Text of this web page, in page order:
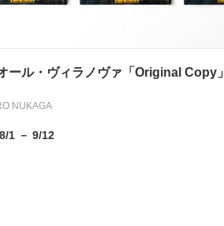
ール・ヴィラノヴァ「Original Copy」
NUKAGA
1 － 9/12